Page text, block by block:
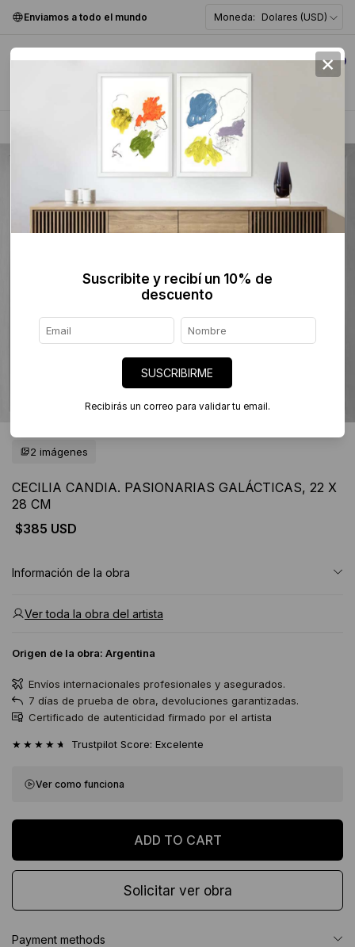
Enviamos a todo el mundo Moneda: Dolares (USD)
0
2 imágenes
CECILIA CANDIA. PASIONARIAS GALÁCTICAS, 22 X
28 CM
$385 USD
Información de la obra
Ver toda la obra del artista
Origen de la obra: Argentina
Envíos internacionales profesionales y asegurados.
7 días de prueba de obra, devoluciones garantizadas.
Certificado de autenticidad firmado por el artista
★★★★★ Trustpilot Score: Excelente
Ver como funciona
Solicitar ver obra
Payment methods
×
Suscribite y recibí un 10% de
descuento
SUSCRIBIRME
Recibirás un correo para validar tu email.